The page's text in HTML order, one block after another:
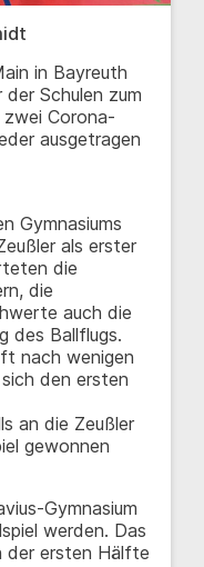
in Bayreuth
Schulen zum
zwei Corona-
ausgetragen
Gymnasiums
als erster
die
die
auch die
des Ballflugs.
nach wenigen
den ersten
an die Zeußler
gewonnen
Gymnasium
werden. Das
der ersten Hälfte